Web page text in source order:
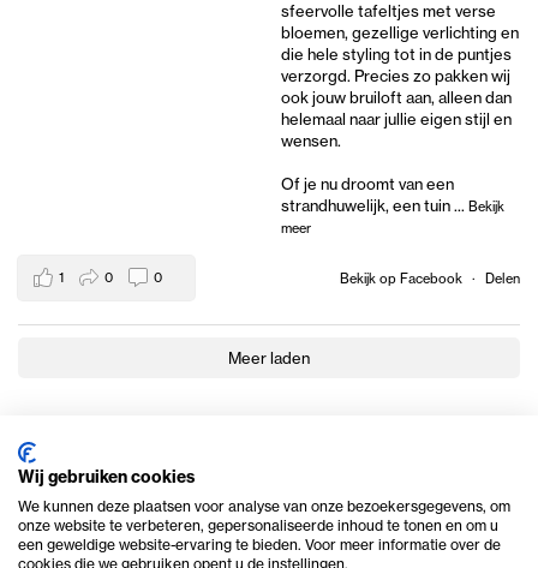
sfeervolle tafeltjes met verse
bloemen, gezellige verlichting en
die hele styling tot in de puntjes
verzorgd. Precies zo pakken wij
ook jouw bruiloft aan, alleen dan
helemaal naar jullie eigen stijl en
wensen.
Of je nu droomt van een
strandhuwelijk, een tuin... Bekijk
meer
Bekijk op Facebook · Delen
1 0 0
Meer laden
Wij gebruiken cookies
We kunnen deze plaatsen voor analyse van onze bezoekersgegevens, om
onze website te verbeteren, gepersonaliseerde inhoud te tonen en om u
een geweldige website-ervaring te bieden. Voor meer informatie over de
cookies die we gebruiken opent u de instellingen.